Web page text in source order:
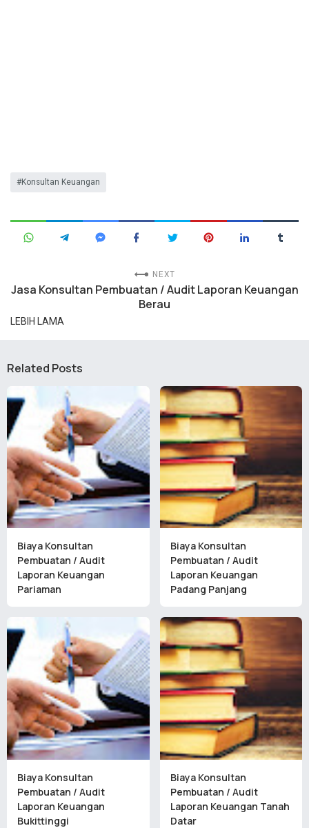
Konsultan Keuangan
NEXT
Jasa Konsultan Pembuatan / Audit Laporan Keuangan
Berau
LEBIH LAMA
Related Posts
Biaya Konsultan
Pembuatan / Audit
Laporan Keuangan
Pariaman
Biaya Konsultan
Pembuatan / Audit
Laporan Keuangan
Padang Panjang
Biaya Konsultan
Pembuatan / Audit
Laporan Keuangan
Bukittinggi
Biaya Konsultan
Pembuatan / Audit
Laporan Keuangan Tanah
Datar